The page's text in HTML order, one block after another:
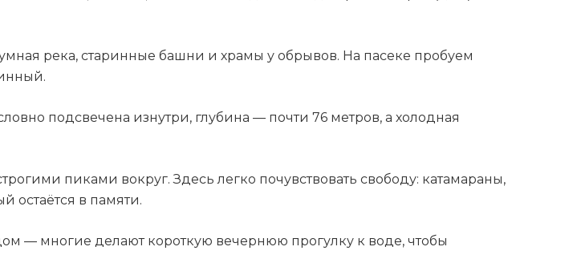
река, старинные башни и храмы у обрывов. На пасеке пробуем
подсвечена изнутри, глубина — почти 76 метров, а холодная
пиками вокруг. Здесь легко почувствовать свободу: катамараны,
остаётся в памяти.
— многие делают короткую вечернюю прогулку к воде, чтобы